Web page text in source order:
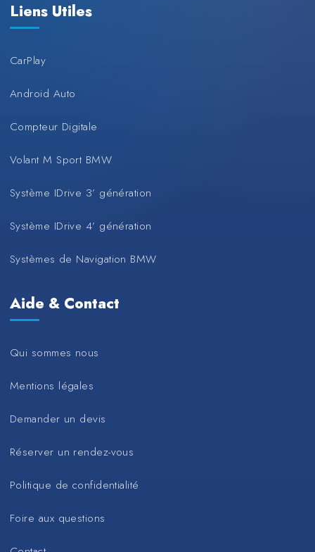
Liens Utiles
CarPlay
Android Auto
Compteur Digitale
Volant M Sport BMW
Système IDrive 3’ génération
Système IDrive 4’ génération
Systèmes de Navigation BMW
Aide & Contact
Qui sommes nous
Mentions légales
Demander un devis
Réserver un rendez-vous
Politique de confidentialité
Foire aux questions